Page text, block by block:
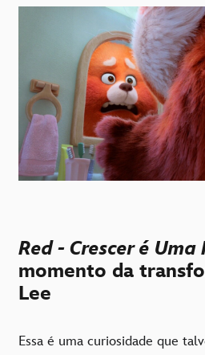
Red - Crescer é Uma
momento da
Lee
Essa é uma curiosidade que